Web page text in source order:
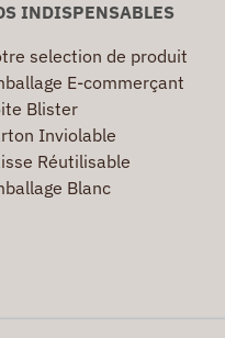
INDISPENSABLES
selection de produit
E-commerçant
Blister
Inviolable
Réutilisable
Blanc